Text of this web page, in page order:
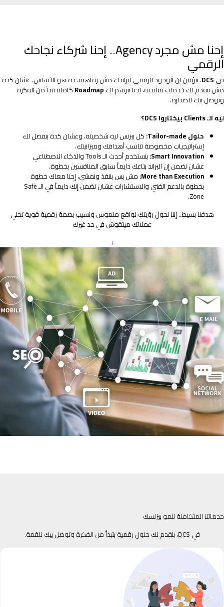
إحنا مش مجرد Agency.. إحنا شركاء نجاحك
الرقمي
في DCS، بنؤمن إن الوجود الرقمي لبراندك مش رفاهية، ده هو الأساس. عشان كدة
مش بنقدم لك خدمات تقليدية، إحنا بنرسم لك Roadmap كاملة تبدأ من الفكرة
وتوصل بيك للصدارة.
ليه الـ Clients بيختاروا DCS؟
حلول Tailor-made:
كل بيزنس ليه شخصيته، وعشان كدة بنفصل لك
إستراتيجيات مخصوصة تناسب أهدافك وميزانيتك.
Smart Innovation:
بنستخدم أحدث الـ Tools والذكاء الاصطناعي
عشان نضمن إن البراند بتاعك دايماً سابق المنافسين بخطوة.
More than Execution: مش بس بننفذ ونمشي، إحنا معاك خطوة
بخطوة بالدعم الفني والاستشارات عشان نضمن إنك دايماً في الـ Safe
Zone.
هدفنا بسيط.. إننا نحول رؤيتك لواقع ملموس ونسيب بصمة رقمية قوية تخلي
عملائك ميثقوش في حد غيرك
+
خدماتنا المتكاملة لنمو بيزنسك
في DCS، بنقدم لك حلول رقمية بتبدأ من الفكرة وتوصل بيك للقمة.